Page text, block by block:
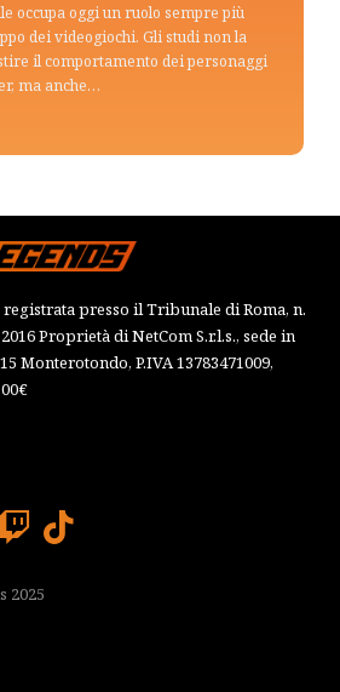
occupa oggi un ruolo sempre più
dei videogiochi. Gli studi non la
il comportamento dei personaggi
ma anche…
presso il Tribunale di Roma, n.
Proprietà di NetCom S.r.l.s., sede in
Monterotondo, P.IVA 13783471009,
2025